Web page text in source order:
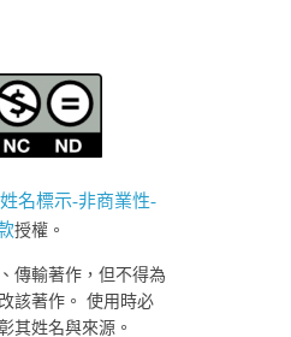
名標示-非商業性-
授權。
傳輸著作，但不得為
該著作。 使用時必
其姓名與來源。